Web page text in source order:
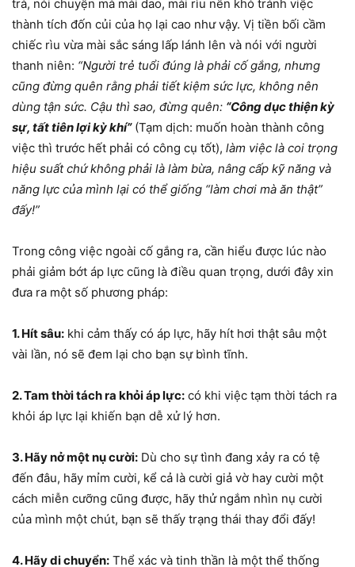
trà, nói chuyện mà mài dao, mài rìu nên khó tránh việc
thành tích đốn củi của họ lại cao như vậy. Vị tiền bối cầm
chiếc rìu vừa mài sắc sáng lấp lánh lên và nói với người
thanh niên: “Người trẻ tuổi đúng là phải cố gắng, nhưng
cũng đừng quên rằng phải tiết kiệm sức lực, không nên
dùng tận sức. Cậu thì sao, đừng quên: “Công dục thiện kỳ
sự, tất tiên lợi kỳ khí”(Tạm dịch: muốn hoàn thành công
việc thì trước hết phải có công cụ tốt), làm việc là coi trọng
hiệu suất chứ không phải là làm bừa, nâng cấp kỹ năng và
năng lực của mình lại có thể giống “làm chơi mà ăn thật”
đấy!”
Trong công việc ngoài cố gắng ra, cần hiểu được lúc nào
phải giảm bớt áp lực cũng là điều quan trọng, dưới đây xin
đưa ra một số phương pháp:
1. Hít sâu: khi cảm thấy có áp lực, hãy hít hơi thật sâu một
vài lần, nó sẽ đem lại cho bạn sự bình tĩnh.
2. Tam thời tách ra khỏi áp lực: có khi việc tạm thời tách ra
khỏi áp lực lại khiến bạn dễ xử lý hơn.
3. Hãy nở một nụ cười: Dù cho sự tình đang xảy ra có tệ
đến đâu, hãy mỉm cười, kể cả là cười giả vờ hay cười một
cách miễn cưỡng cũng được, hãy thử ngắm nhìn nụ cười
của mình một chút, bạn sẽ thấy trạng thái thay đổi đấy!
4. Hãy di chuyển: Thể xác và tinh thần là một thể thống